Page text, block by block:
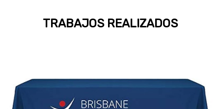
TRABAJOS REALIZADOS